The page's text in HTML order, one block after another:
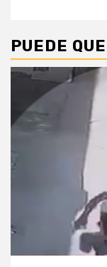
PUEDE